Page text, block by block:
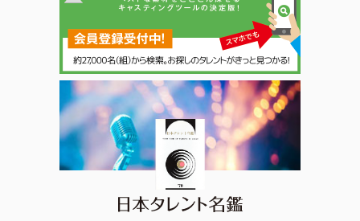
日本タレント名鑑